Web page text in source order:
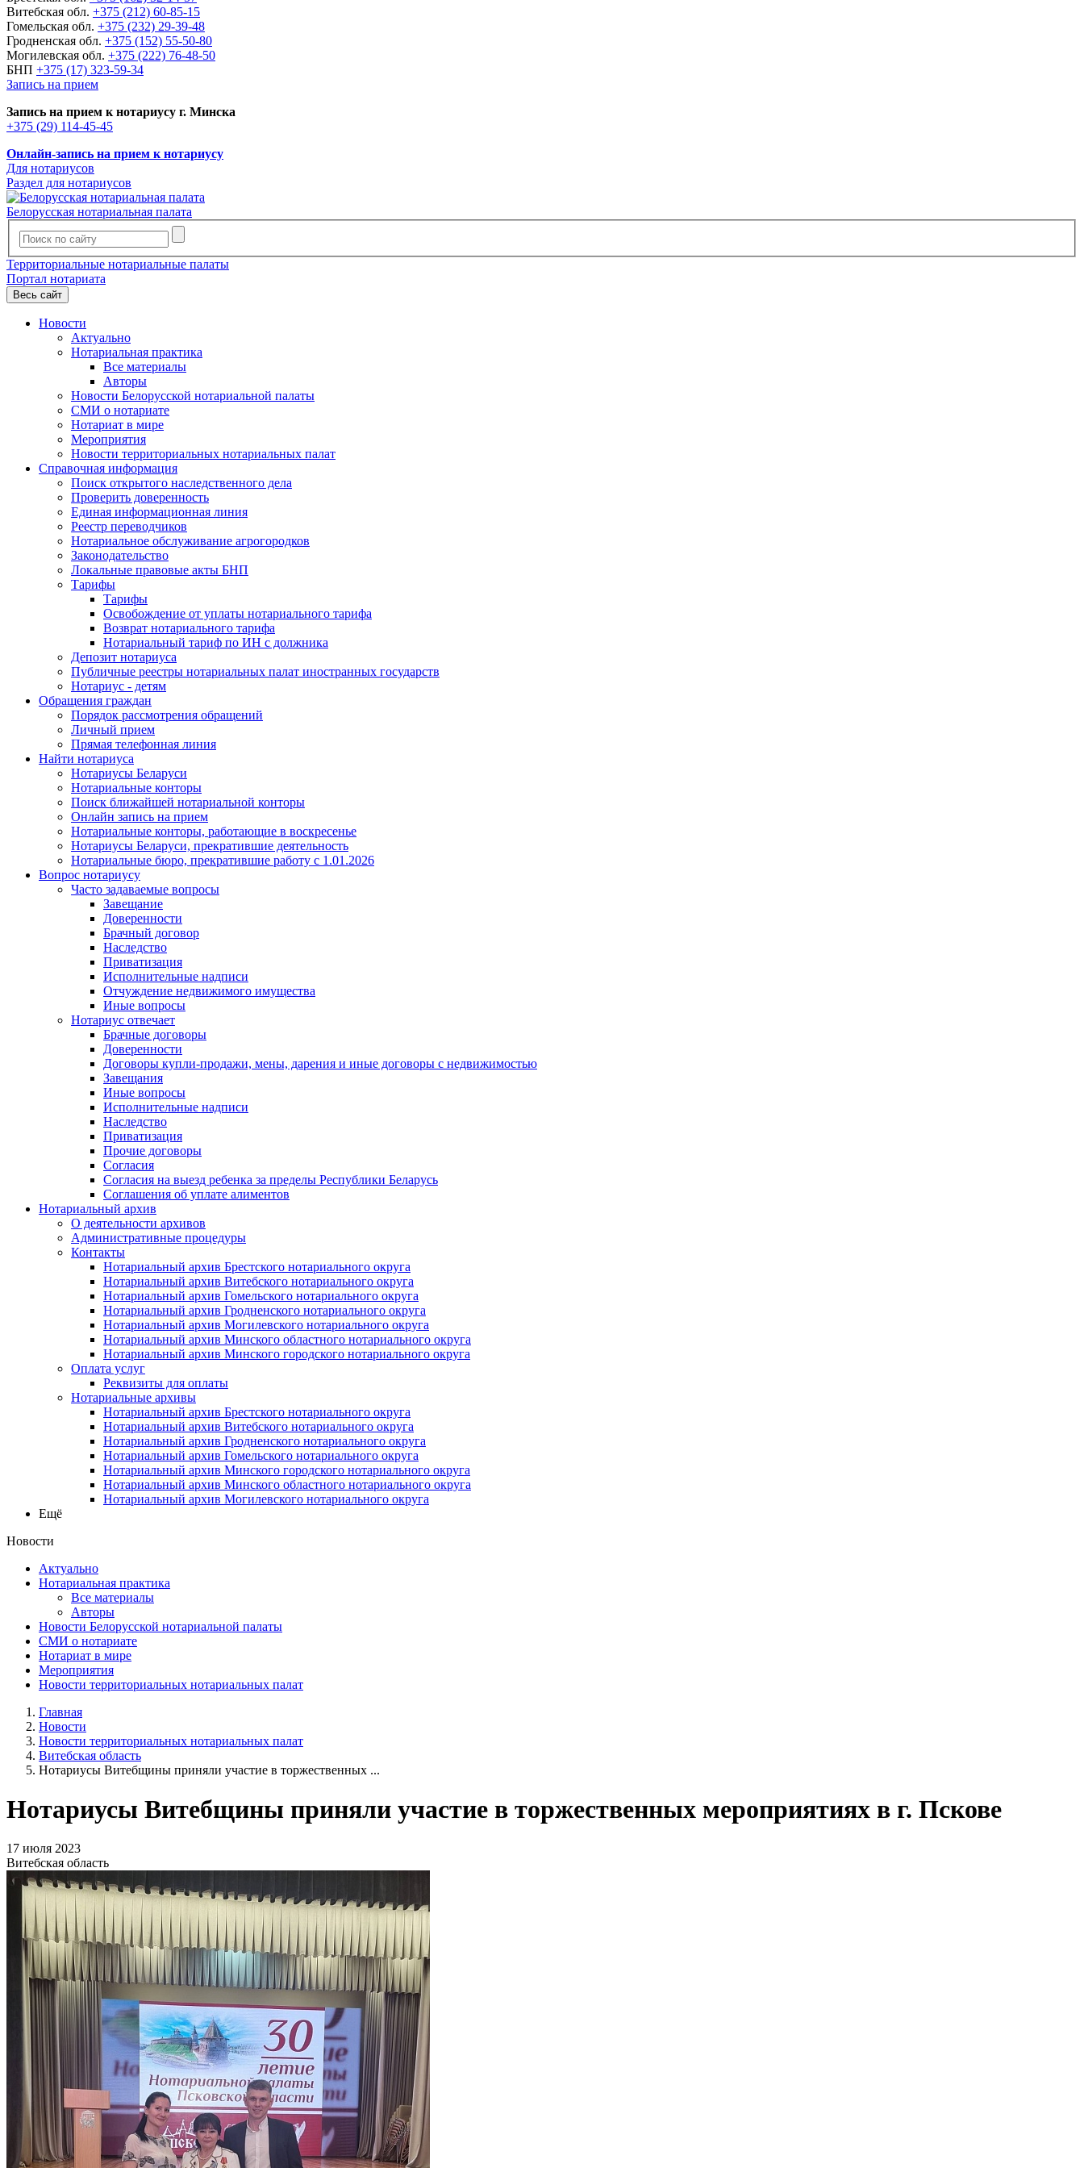
Витебская обл. +375 (212) 60-85-15
Гомельская обл. +375 (232) 29-39-48
Гродненская обл. +375 (152) 55-50-80
Могилевская обл. +375 (222) 76-48-50
БНП +375 (17) 323-59-34
Запись на прием
Запись на прием к нотариусу г. Минска
+375 (29) 114-45-45
Онлайн-запись на прием к нотариусу
Для нотариусов
Раздел для нотариусов
Белорусская нотариальная палата
Территориальные нотариальные палаты
Портал нотариата
Весь сайт
Новости
Актуально
Нотариальная практика
Все материалы
Авторы
Новости Белорусской нотариальной палаты
СМИ о нотариате
Нотариат в мире
Мероприятия
Новости территориальных нотариальных палат
Справочная информация
Поиск открытого наследственного дела
Проверить доверенность
Единая информационная линия
Реестр переводчиков
Нотариальное обслуживание агрогородков
Законодательство
Локальные правовые акты БНП
Тарифы
Тарифы
Освобождение от уплаты нотариального тарифа
Возврат нотариального тарифа
Нотариальный тариф по ИН с должника
Депозит нотариуса
Публичные реестры нотариальных палат иностранных государств
Нотариус - детям
Обращения граждан
Порядок рассмотрения обращений
Личный прием
Прямая телефонная линия
Найти нотариуса
Нотариусы Беларуси
Нотариальные конторы
Поиск ближайшей нотариальной конторы
Онлайн запись на прием
Нотариальные конторы, работающие в воскресенье
Нотариусы Беларуси, прекратившие деятельность
Нотариальные бюро, прекратившие работу с 1.01.2026
Вопрос нотариусу
Часто задаваемые вопросы
Завещание
Доверенности
Брачный договор
Наследство
Приватизация
Исполнительные надписи
Отчуждение недвижимого имущества
Иные вопросы
Нотариус отвечает
Брачные договоры
Доверенности
Договоры купли-продажи, мены, дарения и иные договоры с недвижимостью
Завещания
Иные вопросы
Исполнительные надписи
Наследство
Приватизация
Прочие договоры
Согласия
Согласия на выезд ребенка за пределы Республики Беларусь
Соглашения об уплате алиментов
Нотариальный архив
О деятельности архивов
Административные процедуры
Контакты
Нотариальный архив Брестского нотариального округа
Нотариальный архив Витебского нотариального округа
Нотариальный архив Гомельского нотариального округа
Нотариальный архив Гродненского нотариального округа
Нотариальный архив Могилевского нотариального округа
Нотариальный архив Минского областного нотариального округа
Нотариальный архив Минского городского нотариального округа
Оплата услуг
Реквизиты для оплаты
Нотариальные архивы
Нотариальный архив Брестского нотариального округа
Нотариальный архив Витебского нотариального округа
Нотариальный архив Гродненского нотариального округа
Нотариальный архив Гомельского нотариального округа
Нотариальный архив Минского городского нотариального округа
Нотариальный архив Минского областного нотариального округа
Нотариальный архив Могилевского нотариального округа
Ещё
Новости
Актуально
Нотариальная практика
Все материалы
Авторы
Новости Белорусской нотариальной палаты
СМИ о нотариате
Нотариат в мире
Мероприятия
Новости территориальных нотариальных палат
Главная
Новости
Новости территориальных нотариальных палат
Витебская область
Нотариусы Витебщины приняли участие в торжественных ...
Нотариусы Витебщины приняли участие в торжественных мероприятиях в г. Пскове
17 июля 2023
Витебская область